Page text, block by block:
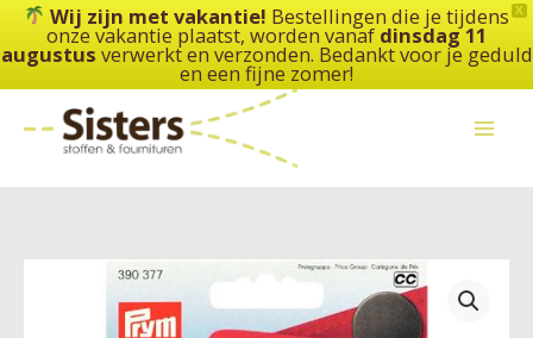
X
Wij zijn met vakantie! Bestellingen die je tijdens
onze vakantie plaatst, worden vanaf dinsdag 11
augustus verwerkt en verzonden. Bedankt voor je geduld
en een fijne zomer!
de
inhoud